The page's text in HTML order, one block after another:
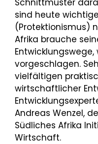
Schnittmuster
sind heute
(Protektionismus)
Afrika brauche
Entwicklungswege,
vorgeschlagen.
vielfältigen
wirtschaftlicher
Andreas Wenzel,
Südliches Afrika
Wirtschaft.